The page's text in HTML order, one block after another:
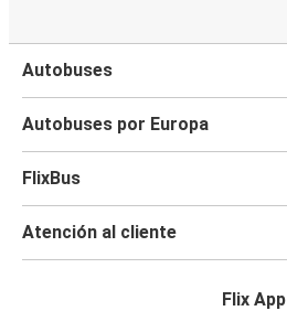
Autobuses
Autobuses por Europa
FlixBus
Atención al cliente
Flix App